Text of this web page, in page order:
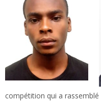
compétition qui a rassemblé